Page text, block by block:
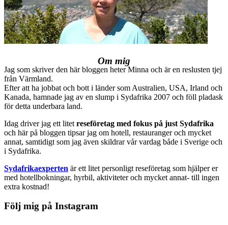
Om mig
Jag som skriver den här bloggen heter Minna och är en reslusten tjej
från Värmland.
Efter att ha jobbat och bott i länder som Australien, USA, Irland och
Kanada, hamnade jag av en slump i Sydafrika 2007 och föll pladask
för detta underbara land.
Idag driver jag ett litet reseföretag med fokus på just Sydafrika
och här på bloggen tipsar jag om hotell, restauranger och mycket
annat, samtidigt som jag även skildrar vår vardag både i Sverige och
i Sydafrika.
Sydafrikaexperten är ett litet personligt reseföretag som hjälper er
med hotellbokningar, hyrbil, aktiviteter och mycket annat- till ingen
extra kostnad!
Följ mig på Instagram